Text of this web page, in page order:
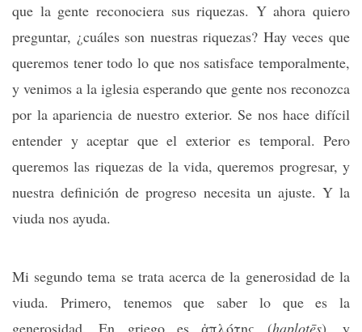
que la gente reconociera sus riquezas. Y ahora quiero
preguntar, ¿cuáles son nuestras riquezas? Hay veces que
queremos tener todo lo que nos satisface temporalmente,
y venimos a la iglesia esperando que gente nos reconozca
por la apariencia de nuestro exterior. Se nos hace difícil
entender y aceptar que el exterior es temporal. Pero
queremos las riquezas de la vida, queremos progresar, y
nuestra definición de progreso necesita un ajuste. Y la
viuda nos ayuda.
Mi segundo tema se trata acerca de la generosidad de la
viuda. Primero, tenemos que saber lo que es la
generosidad. En griego es ἁπλότης (haplotēs), y